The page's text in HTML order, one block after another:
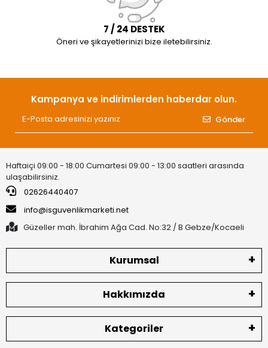
7 / 24 DESTEK
Öneri ve şikayetlerinizi bize iletebilirsiniz.
Kampanya ve indirimlerden haberdar olun.
Gönder
Haftaiçi 09:00 - 18:00 Cumartesi 09:00 - 13:00 saatleri arasında
ulaşabilirsiniz.
02626440407
info@isguvenlikmarketi.net
Güzeller mah. İbrahim Ağa Cad. No:32 / B Gebze/Kocaeli
Kurumsal
Hakkımızda
Kategoriler